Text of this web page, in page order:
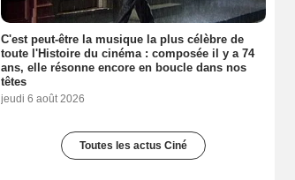
C'est peut-être la musique la plus célèbre de
toute l'Histoire du cinéma : composée il y a 74
ans, elle résonne encore en boucle dans nos
têtes
jeudi 6 août 2026
Toutes les actus Ciné